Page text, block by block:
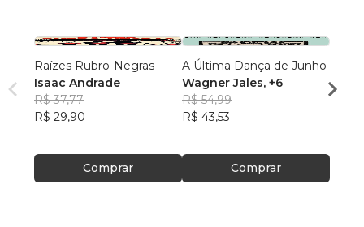
Raízes Rubro-Negras
Isaac Andrade
R$ 37,77
R$ 29,90
Comprar
A Última Dança de Junho
Wagner Jales, +6
R$ 54,99
R$ 43,53
Comprar
Vivy